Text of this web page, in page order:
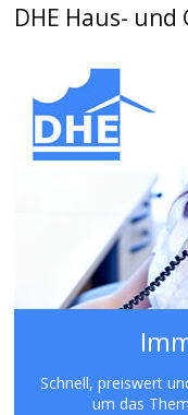
DHE Haus-
Schnell, preiswert
um das